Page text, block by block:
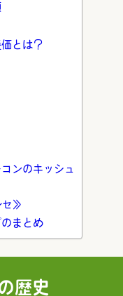
とは？
ンのキッシュ
セ≫
まとめ
歴史